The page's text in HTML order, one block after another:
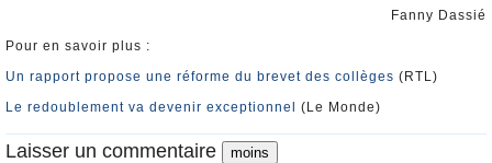
Fanny Dassié
Pour en savoir plus :
Un rapport propose une réforme du brevet des collèges (RTL)
Le redoublement va devenir exceptionnel (Le Monde)
Laisser un commentaire